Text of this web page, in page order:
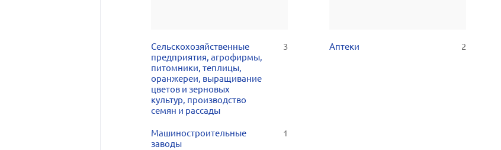
Сельскохозяйственные
предприятия, агрофирмы,
питомники, теплицы,
оранжереи, выращивание
цветов и зерновых
культур, производство
семян и рассады
3
Машиностроительные
заводы
1
Аптеки 2